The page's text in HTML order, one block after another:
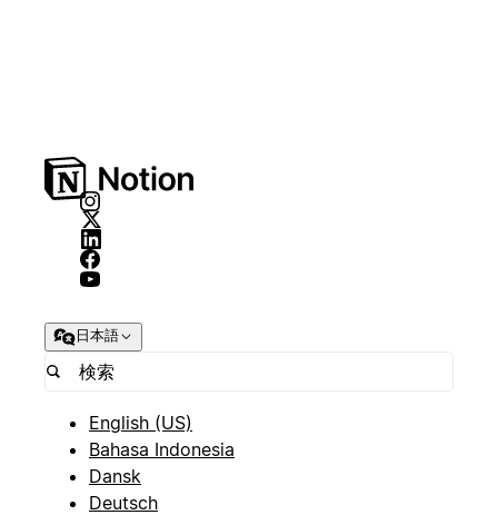
日本語
English (US)
Bahasa Indonesia
Dansk
Deutsch